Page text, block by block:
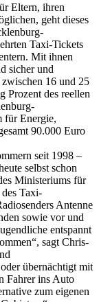
Eltern, ihren
geht dieses
Taxi-Tickets
Mit ihnen
sicher und
16 und 25
Prozent des reellen
für Energie,
90.000 Euro
seit 1998 –
selbst schon
Ministeriums für
Taxi-
Antenne
sowie vor und
entspannt
sagt Chris-
übernächtigt mit
Fahrer ins Auto
zum eigenen